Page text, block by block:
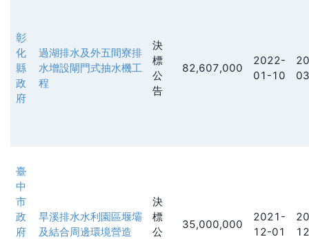
彰
化
縣
政
府
過湖排水及外五間寮排
水增設閘門式抽水機工
程
決
標
公
告
82,607,000
2022-
01-10
臺
中
市
政
府
旱溪排水水利園區堰壩
及結合周邊環境營造
決
標
公
35,000,000
2021-
12-01